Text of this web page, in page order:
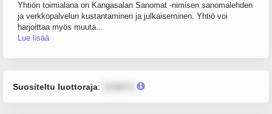
Yhtiön toimialana on Kangasalan Sanomat -nimisen sanomalehden
ja verkkopalvelun kustantaminen ja julkaiseminen. Yhtiö voi
harjoittaa myös muuta...
Lue lisää
Suositeltu luottoraja: